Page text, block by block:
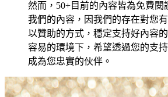
然而，50+目前的內容皆為免費閱
我們的內容，因我們的存在對您
以贊助的方式，穩定支持好內容
容易的環境下，希望透過您的支
成為您忠實的伙伴。